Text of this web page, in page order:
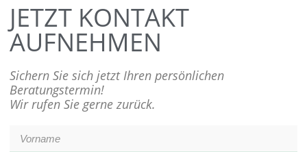
JETZT KONTAKT
AUFNEHMEN
Sichern Sie sich jetzt Ihren persönlichen
Beratungstermin!
Wir rufen Sie gerne zurück.